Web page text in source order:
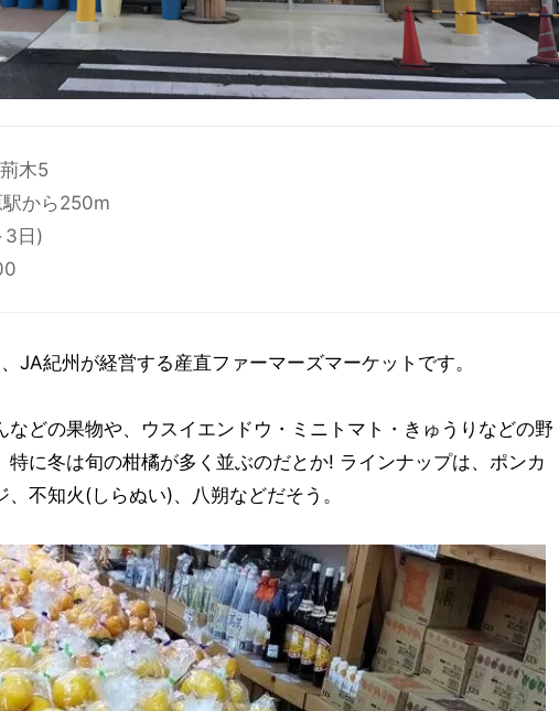
木5
駅から250m
3日)
JA紀州が経営する産直ファーマーズマーケットです。
などの果物や、ウスイエンドウ・ミニトマト・きゅうりなどの野
特に冬は旬の柑橘が多く並ぶのだとか! ラインナップは、ポンカ
不知火(しらぬい)、八朔などだそう。